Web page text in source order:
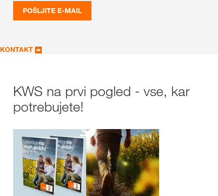
POŠLJITE E-MAIL
KONTAKT
KWS na prvi pogled - vse, kar
potrebujete!